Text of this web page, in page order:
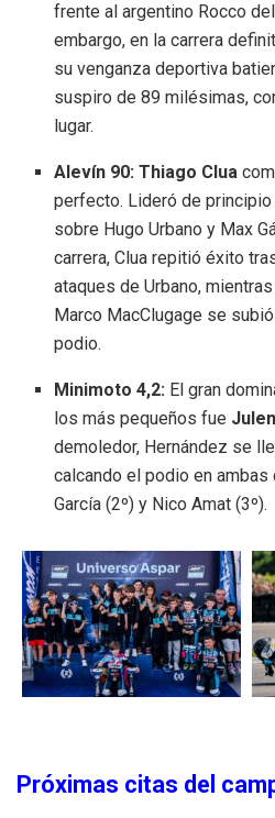
frente al argentino Rocco
embargo, en la carrera
su venganza deportiva
suspiro de 89 milésimas,
lugar.
Alevín 90: Thiago Clua
perfecto. Lideró de
sobre Hugo Urbano y Max
carrera, Clua repitió éxito
ataques de Urbano,
Marco MacClugage se
podio.
Minimoto 4,2: El gran
los más pequeños fue
demoledor, Hernández se
calcando el podio en ambas
García (2º) y Nico Amat (3º).
Próximas citas del